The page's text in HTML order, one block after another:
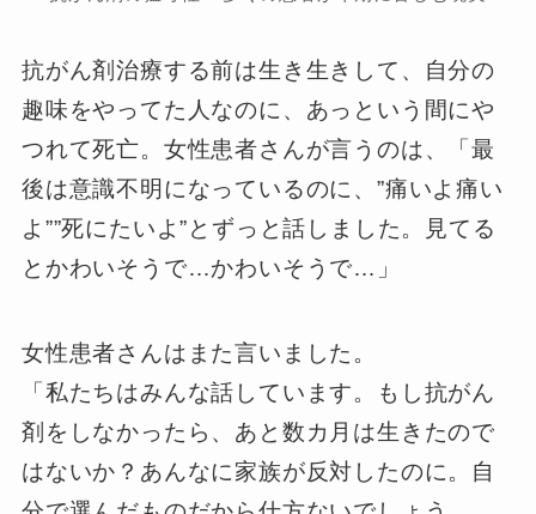
抗がん剤治療する前は生き生きして、自分の
趣味をやってた人なのに、あっという間にや
つれて死亡。女性患者さんが言うのは、「最
後は意識不明になっているのに、”痛いよ痛い
よ””死にたいよ”とずっと話しました。見てる
とかわいそうで…かわいそうで…」
女性患者さんはまた言いました。
「私たちはみんな話しています。もし抗がん
剤をしなかったら、あと数カ月は生きたので
はないか？あんなに家族が反対したのに。自